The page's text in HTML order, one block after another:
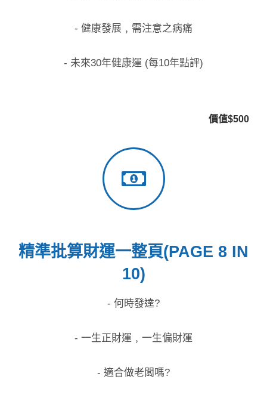
- 健康發展﹐需注意之病痛
- 未來30年健康運 (每10年點評)
價值$500
精準批算財運一整頁(PAGE 8 IN
10)
- 何時發達?
- 一生正財運﹐一生偏財運
- 適合做老闆嗎?